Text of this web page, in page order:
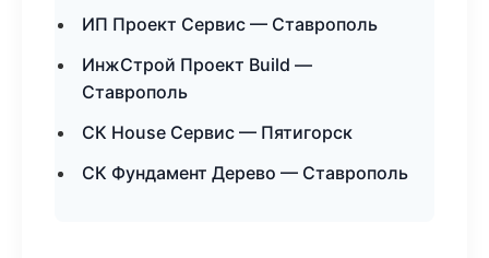
ИП Проект Сервис — Ставрополь
ИнжСтрой Проект Build —
Ставрополь
СК House Сервис — Пятигорск
СК Фундамент Дерево — Ставрополь